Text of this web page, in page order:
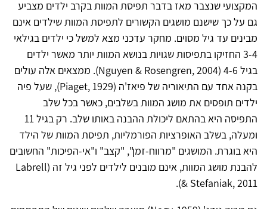
המקצועי שנצבר מאז בדבר תפיסת המוות בקרב ילדים מצביע
גם על כך שישנם מושגים הקשורים לתפיסת המוות שילדים אינם
מבינים עד גיל מסוים. מחקר עדכני מצא למשל כי ילדים בגילאי
3-4 החזיקו בתפיסות שגויות בנושא המוות יותר מאשר ילדים
בגיל 4-6 (Nguyen & Rosengren, 2004). ממצאים אלה עולים
בקנה אחד עם התיאוריה של פיאז'ה (Piaget, 1929), שעל פיה
ילדים תופסים את מושג המוות בשלבים, כאשר בכל שלב
התפיסה היא בהתאם ליכולת ההבנה באותו שלב. רק בגיל 11
ומעלה, בשלב האופרציות הפורמליות, תפיסת המוות של הילד
היא בוגרת. המושגים "מרווח-זמן", "קצב" ו"אי-הפיכות" החשובים
להבנת מושג המוות, אינם מובנים לילדים לפני גיל זה (Labrell
& Stefaniak, 2011).